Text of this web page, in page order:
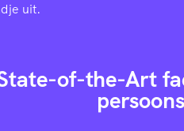
uit.
of-the-Art